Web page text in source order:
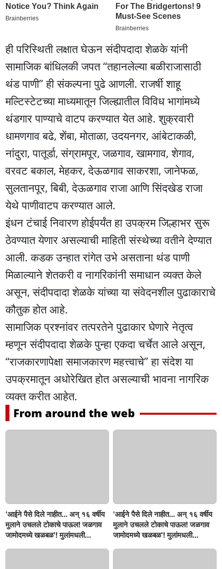
ही परिस्थिती लक्षात घेऊन संदीपदादा शेळके यांनी
सामाजिक बांधिलकी जपत “तहानलेल्या बळीराजासाठी
थंड पाणी” ही संकल्पना पुढे आणली. राजर्षी शाहू
मल्टिस्टेटच्या माध्यमातून जिल्ह्यातील विविध भागांमध्ये
थंडगार पाण्याचे वाटप करण्यात येत आहे. शुक्रवारी
धामणगाव बढे, शेंबा, मोताळा, उदयनगर, आंबेटाकळी,
नांदुरा, पातूर्डा, संग्रामपूर, जळगाव, खामगाव, शेगाव,
वरवट बकाल, मेहकर, देऊळगाव साकरशा, जानेफळ,
सुलतानपूर, बिबी, देऊळगाव राजा आणि सिंदखेड राजा
येथे पाणीवाटप करण्यात आले.
इंधन टंचाई निवारण होईपर्यंत हा उपक्रम जिल्हाभर सुरू
ठेवण्यात येणार असल्याची माहिती संस्थेच्या वतीने देण्यात
आली. कडक उन्हात रांगेत उभे असताना थंड पाणी
मिळाल्याने शेतकरी व नागरिकांनी समाधान व्यक्त केले
असून, संदीपदादा शेळके यांच्या या संवेदनशील पुढाकाराचे
कौतुक होत आहे.
सामाजिक प्रश्नांवर तत्परतेने पुढाकार घेणारे नेतृत्व
म्हणून संदीपदादा शेळके पुन्हा एकदा चर्चेत आले असून,
“राजकारणापेक्षा समाजकारण महत्त्वाचे” हा संदेश या
उपक्रमातून अधोरेखित होत असल्याची भावना नागरिक
व्यक्त करीत आहेत.
From around the web
'आईने पैसे दिले नाहीत... अन् १६ वर्षीय
मुलाने उचलले टोकाचे पाऊल! जळगाव
जामोदमध्ये खळबळ'! मुलांमधली
'आईने पैसे दिले नाहीत... अन् १६ वर्षीय
मुलाने उचलले टोकाचे पाऊल! जळगाव
जामोदमध्ये खळबळ'! मुलांमधली